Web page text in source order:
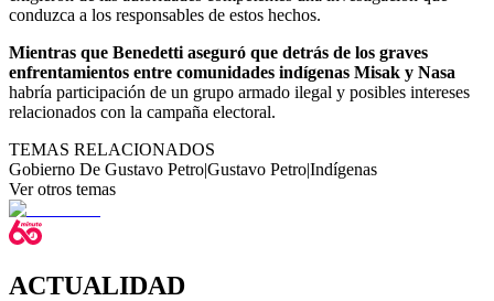
conduzca a los responsables de estos hechos.
Mientras que Benedetti aseguró que detrás de los graves
enfrentamientos entre comunidades indígenas Misak y Nasa
habría participación de un grupo armado ilegal y posibles intereses
relacionados con la campaña electoral.
TEMAS RELACIONADOS
Gobierno De Gustavo Petro|Gustavo Petro|Indígenas
Ver otros temas
ACTUALIDAD